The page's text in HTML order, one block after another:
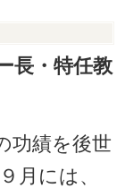
長・特任教
功績を後世
月には、